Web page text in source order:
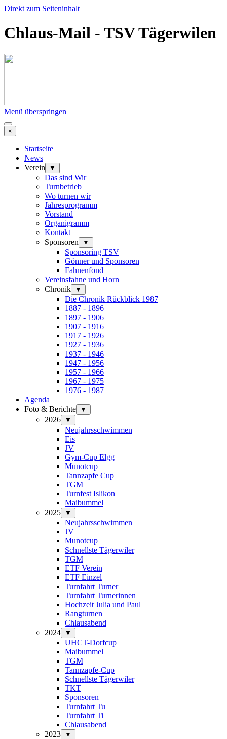
Direkt zum Seiteninhalt
Chlaus-Mail - TSV Tägerwilen
Menü überspringen
×
Startseite
News
Verein
▼
Das sind Wir
Turnbetrieb
Wo turnen wir
Jahresprogramm
Vorstand
Organigramm
Kontakt
Sponsoren
▼
Sponsoring TSV
Gönner und Sponsoren
Fahnenfond
Vereinsfahne und Horn
Chronik
▼
Die Chronik Rückblick 1987
1887 - 1896
1897 - 1906
1907 - 1916
1917 - 1926
1927 - 1936
1937 - 1946
1947 - 1956
1957 - 1966
1967 - 1975
1976 - 1987
Agenda
Foto & Berichte
▼
2026 ▼
Neujahrsschwimmen
Eis
JV
Gym-Cup Elgg
Munotcup
Tannzapfe Cup
TGM
Turnfest Islikon
Maibummel
2025
▼
Neujahrsschwimmen
JV
Munotcup
Schnellste Tägerwiler
TGM
ETF Verein
ETF Einzel
Turnfahrt Turner
Turnfahrt Turnerinnen
Hochzeit Julia und Paul
Rangturnen
Chlausabend
2024
▼
UHCT-Dorfcup
Maibummel
TGM
Tannzapfe-Cup
Schnellste Tägerwiler
TKT
Sponsoren
Turnfahrt Tu
Turnfahrt Ti
Chlausabend
2023
▼